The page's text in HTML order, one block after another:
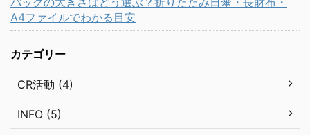
A4ファイルでわかる目安
カテゴリー
CR活動 (4)
INFO (5)